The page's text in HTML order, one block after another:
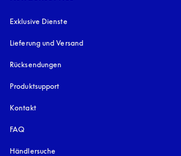
Exklusive Dienste
Lieferung und Versand
Rücksendungen
Produktsupport
Kontakt
FAQ
Händlersuche